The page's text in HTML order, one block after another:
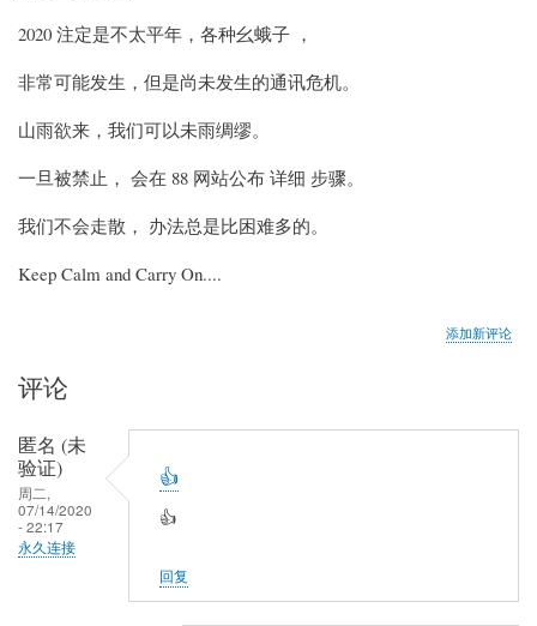
2020 注定是不太平年，各种幺蛾子 ，
非常可能发生，但是尚未发生的通讯危机。
山雨欲来，我们可以未雨绸缪。
一旦被禁止， 会在 88 网站公布 详细 步骤。
我们不会走散， 办法总是比困难多的。
Keep Calm and Carry On....
添加新评论
评论
匿名 (未
验证)
周二,
07/14/2020
- 22:17
永久连接
👍
👍
回复